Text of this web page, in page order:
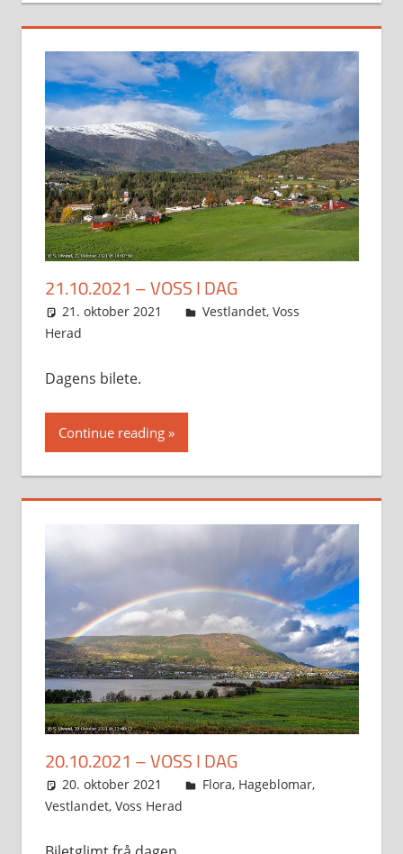
21.10.2021 – VOSS I DAG
21. oktober 2021 Svein
Vestlandet, Voss
Herad
Dagens bilete.
Continue reading
20.10.2021 – VOSS I DAG
20. oktober 2021 Svein
Flora, Hageblomar,
Vestlandet, Voss Herad